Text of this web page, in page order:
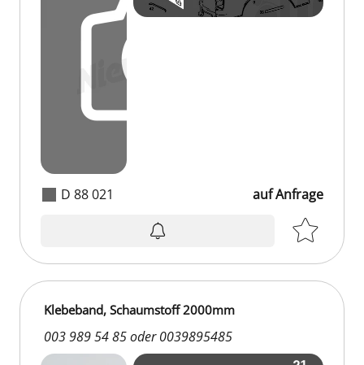
D 88 021 auf Anfrage
Klebeband, Schaumstoff 2000mm
003 989 54 85 oder 0039895485